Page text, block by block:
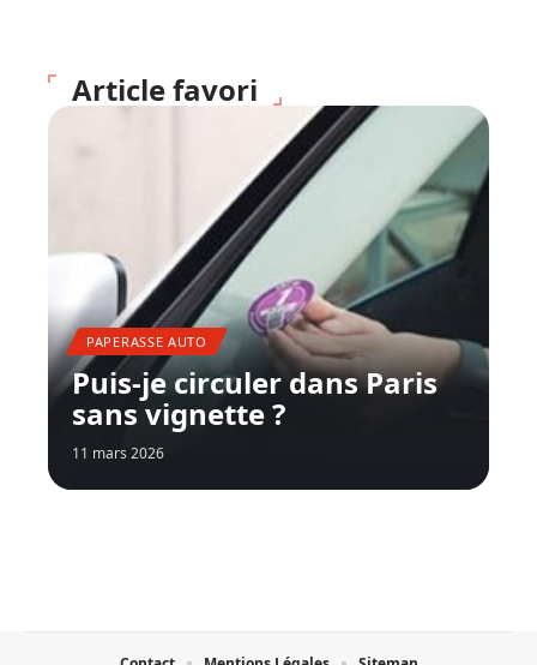
Article favori
PAPERASSE AUTO
Puis-je circuler dans Paris
sans vignette ?
11 mars 2026